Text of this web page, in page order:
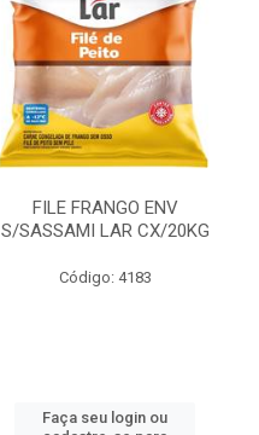
FILE FRANGO ENV
S/SASSAMI LAR CX/20KG
Código: 4183
Faça seu login ou